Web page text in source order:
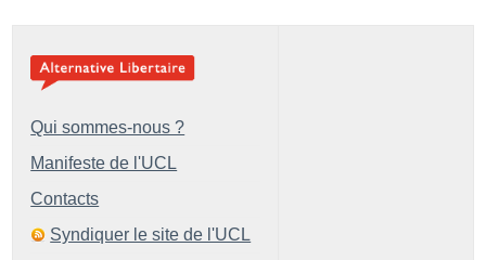
Qui sommes-nous ?
Manifeste de l'UCL
Contacts
Syndiquer le site de l'UCL